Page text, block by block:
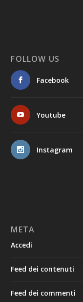
FOLLOW US
Facebook
Youtube
Instagram
META
Accedi
Feed dei contenuti
Feed dei commenti